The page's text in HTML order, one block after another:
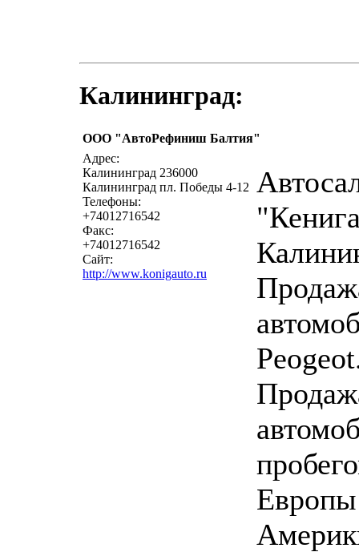
Калининград:
ООО "АвтоРефиниш Балтия"
Адрес:
Калининград 236000
Калининград пл. Победы 4-12
Телефоны:
+74012716542
Факс:
+74012716542
Сайт:
http://www.konigauto.ru